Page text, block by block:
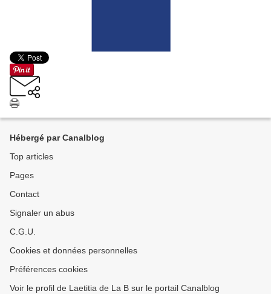
Hébergé par Canalblog
Top articles
Pages
Contact
Signaler un abus
C.G.U.
Cookies et données personnelles
Préférences cookies
Voir le profil de Laetitia de La B sur le portail Canalblog